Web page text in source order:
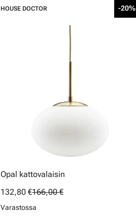
HOUSE DOCTOR -20%
Opal kattovalaisin
132,80 €166,00 €
Varastossa